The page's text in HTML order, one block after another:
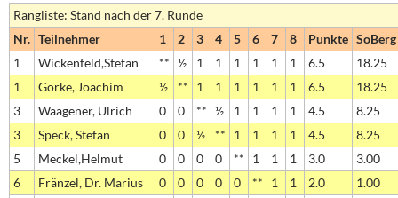
Rangliste: Stand nach der 7. Runde
Nr. Teilnehmer 1 2 3 4 5 6 7 8 Punkte SoBerg
1
Wickenfeld,Stefan ** ½ 1 1 1 1 1 1 6.5
18.25
1
Görke, Joachim ½ ** 1 1 1 1 1 1 6.5
18.25
3
Waagener, Ulrich 0 0 ** ½ 1 1 1 1 4.5
8.25
3
Speck, Stefan 0 0 ½ ** 1 1 1 1 4.5
8.25
5
Meckel,Helmut 0 0 0 0 ** 1 1 1 3.0
3.00
6
Fränzel, Dr. Marius 0 0 0 0 0 ** 1 1 2.0
1.00